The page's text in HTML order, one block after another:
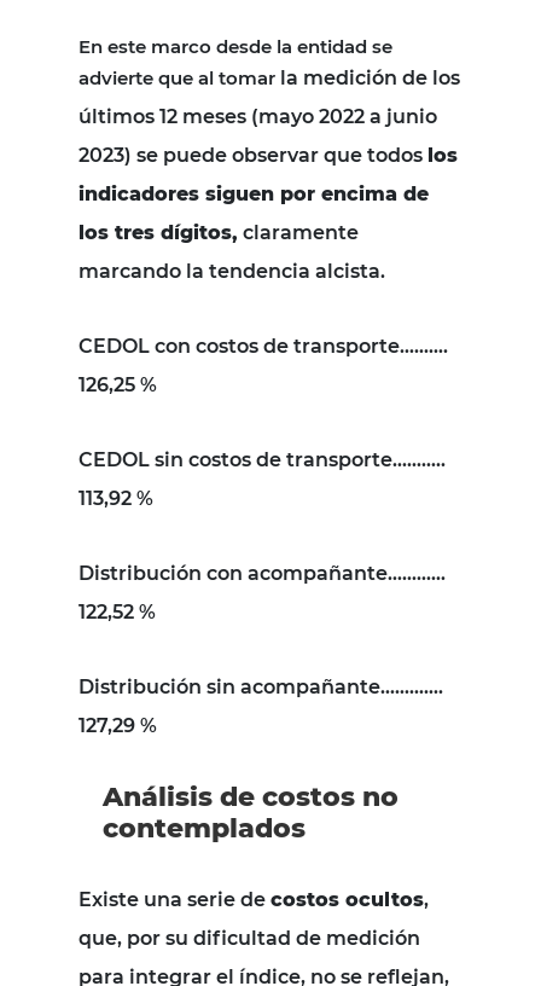
En este marco desde la entidad se
advierte que al tomar la medición de los
últimos 12 meses (mayo 2022 a junio
2023) se puede observar que todos los
indicadores siguen por encima de
los tres dígitos, claramente
marcando la tendencia alcista.
CEDOL con costos de transporte……….
126,25 %
CEDOL sin costos de transporte………..
113,92 %
Distribución con acompañante…………
122,52 %
Distribución sin acompañante………….
127,29 %
Análisis de costos no
contemplados
Existe una serie de costos ocultos,
que, por su dificultad de medición
para integrar el índice, no se reflejan,